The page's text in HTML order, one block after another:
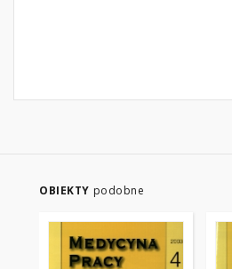
OBIEKTY podobne